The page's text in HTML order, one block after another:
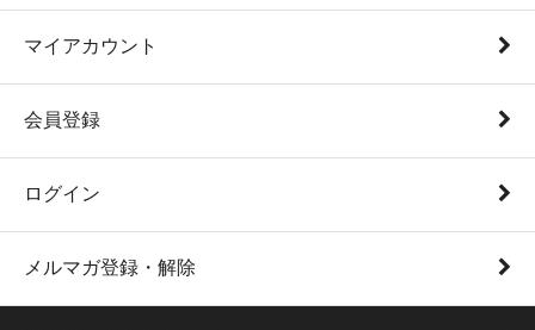
マイアカウント
会員登録
ログイン
メルマガ登録・解除